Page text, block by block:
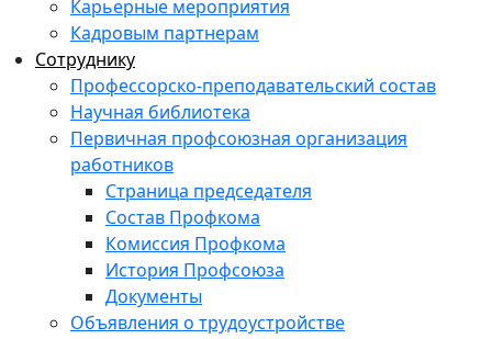
Карьерные мероприятия
Кадровым партнерам
Сотруднику
Профессорско-преподавательский состав
Научная библиотека
Первичная профсоюзная организация
работников
Страница председателя
Состав Профкома
Комиссия Профкома
История Профсоюза
Документы
Объявления о трудоустройстве